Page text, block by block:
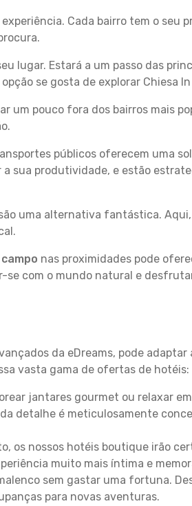
Cada bairro tem o seu
lugar. Estará a um passo das
se gosta de explorar Chiesa
um pouco fora dos bairros mais
públicos oferecem uma
sua produtividade, e estão
uma alternativa fantástica.
nas proximidades pode
com o mundo natural e
da eDreams, pode adaptar
vasta gama de ofertas de hotéis:
jantares gourmet ou relaxar
detalhe é meticulosamente
os nossos hotéis boutique irão
muito mais íntima e
sem gastar uma fortuna.
para novas aventuras.